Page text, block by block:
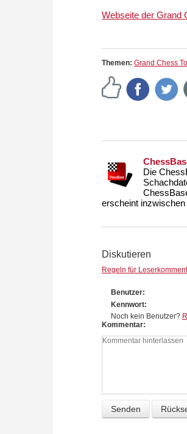
Webseite der Grand
Themen: Grand Chess
Die
erscheint
Diskutieren
Regeln für
Benutzer
Kennwort
Noch kein Benutzer?
Kommentar